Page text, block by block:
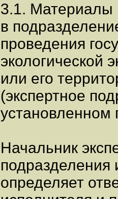
3.1. Материалы
в
проведения
экологической
или его
(экспертное
установленном
Начальник
подразделения
определяет